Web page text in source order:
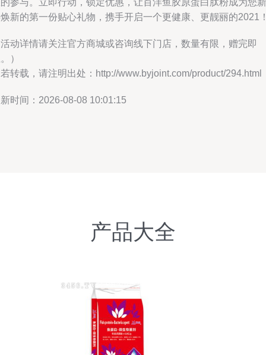
参与。立即行动，锁定优惠，让百洋鱼胶原蛋白肽粉成为您新
新的第一份贴心礼物，携手开启一个更健康、更靓丽的2021
动详情请关注官方商城或咨询线下门店，数量有限，赠完即
）
转载，请注明出处：http://www.byjoint.com/product/294.html
时间：2026-08-08 10:01:15
产品大全